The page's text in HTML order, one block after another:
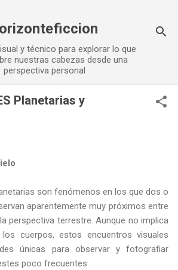
y técnico para explorar lo que
nuestras cabezas desde una
perspectiva personal
Planetarias y
son fenómenos en los que dos o
aparentemente muy próximos entre
perspectiva terrestre. Aunque no implica
cuerpos, estos encuentros visuales
únicas para observar y fotografiar
poco frecuentes.